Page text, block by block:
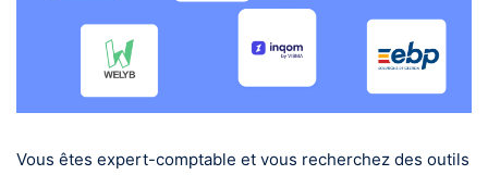
Vous êtes expert-comptable et vous recherchez des outils